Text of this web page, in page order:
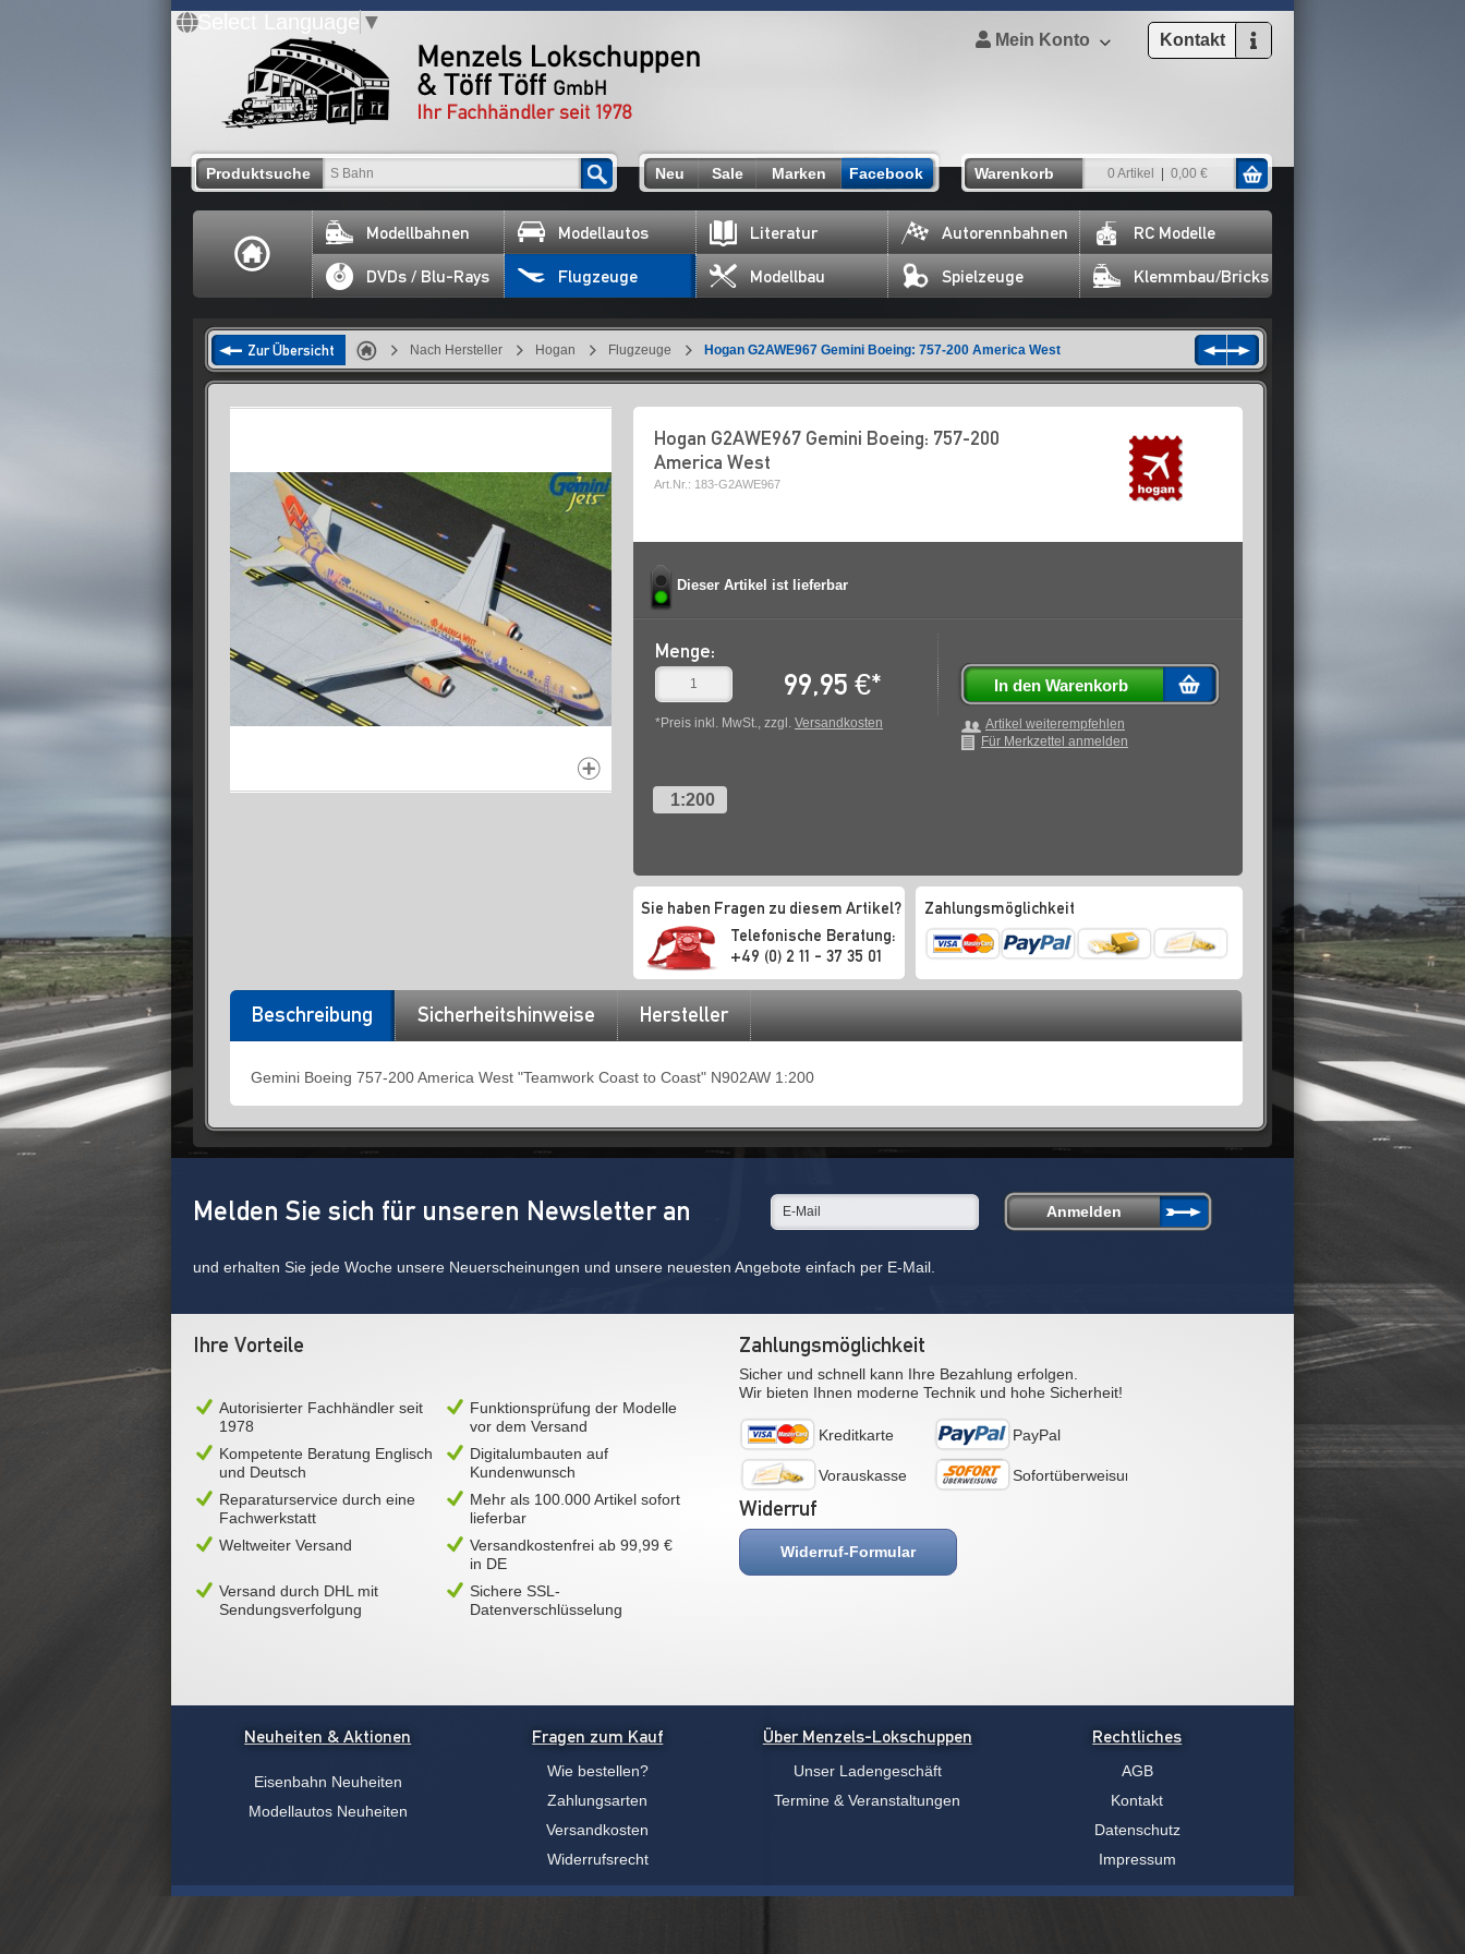
Select Language ▼
Mein Konto Kontakt
Produktsuche Neu Sale Marken Facebook Warenkorb 0 Artikel 0,00 €
Modellbahnen Modellautos Literatur Autorennbahnen RC Modelle
DVDs / Blu-Rays Flugzeuge Modellbau Spielzeuge Klemmbau/Bricks
Zur Übersicht Nach Hersteller Hogan Flugzeuge Hogan G2AWE967 Gemini Boeing: 757-200 America West
Hogan G2AWE967 Gemini Boeing: 757-200
America West
Art.Nr.: 183-G2AWE967
Dieser Artikel ist lieferbar
Menge:
99,95 €*
*Preis inkl. MwSt., zzgl. Versandkosten
In den Warenkorb
Artikel weiterempfehlen
Für Merkzettel anmelden
1:200
Sie haben Fragen zu diesem Artikel?
Telefonische Beratung:
+49 (0) 2 11 - 37 35 01
Zahlungsmöglichkeit
Beschreibung Sicherheitshinweise Hersteller
Gemini Boeing 757-200 America West "Teamwork Coast to Coast" N902AW 1:200
Melden Sie sich für unseren Newsletter an
und erhalten Sie jede Woche unsere Neuerscheinungen und unsere neuesten Angebote einfach per E-Mail.
Ihre Vorteile
Autorisierter Fachhändler seit
1978
Funktionsprüfung der Modelle
vor dem Versand
Kompetente Beratung Englisch
und Deutsch
Digitalumbauten auf
Kundenwunsch
Reparaturservice durch eine
Fachwerkstatt
Mehr als 100.000 Artikel sofort
lieferbar
Weltweiter Versand
Versandkostenfrei ab 99,99 €
in DE
Versand durch DHL mit
Sendungsverfolgung
Sichere SSL-
Datenverschlüsselung
Zahlungsmöglichkeit
Sicher und schnell kann Ihre Bezahlung erfolgen.
Wir bieten Ihnen moderne Technik und hohe Sicherheit!
Kreditkarte PayPal
Vorauskasse Sofortüberweisung
Widerruf
Widerruf-Formular
Neuheiten & Aktionen
Eisenbahn Neuheiten
Modellautos Neuheiten
Fragen zum Kauf
Wie bestellen?
Zahlungsarten
Versandkosten
Widerrufsrecht
Über Menzels-Lokschuppen
Unser Ladengeschäft
Termine & Veranstaltungen
Rechtliches
AGB
Kontakt
Datenschutz
Impressum